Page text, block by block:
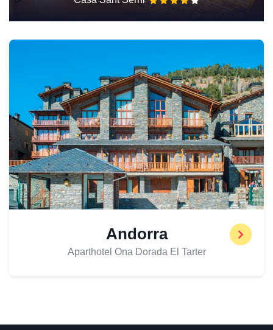
Andorra
Aparthotel Ona Dorada El Tarter